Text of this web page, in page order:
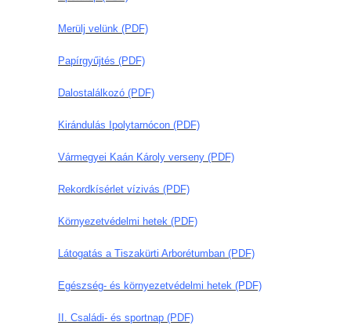
Merülj velünk (PDF)
Papírgyűjtés (PDF)
Dalostalálkozó (PDF)
Kirándulás Ipolytarnócon (PDF)
Vármegyei Kaán Károly verseny (PDF)
Rekordkísérlet vízivás (PDF)
Környezetvédelmi hetek (PDF)
Látogatás a Tiszakürti Arborétumban (PDF)
Egészség- és környezetvédelmi hetek (PDF)
II. Családi- és sportnap (PDF)